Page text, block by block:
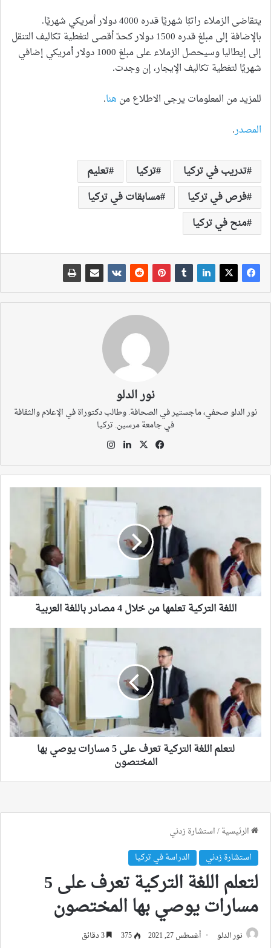
يتقاضى الزملاء راتبًا شهريًا قدره 4000 دولار أمريكي شهريًا.
بالإضافة إلى مبلغ قدره 1500 دولار كحدّ أقصى لتغطية تكاليف التنقل
إلى إيطاليا وسيحصل الزملاء على مبلغ 1000 دولار أمريكي إضافي
شهريًا لتغطية تكاليف الإيجار، إن وجدت.
للمزيد من المعلومات يرجى الاطلاع من هنا.
المصدر.
تدريب في تركيا تركيا
تعليم
فرص في تركيا
مسابقات في تركيا
منح في تركيا
نور الدلو
نور الدلو صحفي، ماجستير في الصحافة. وطالب دكتوراة في الإعلام والثقافة
في جامعة مرسين. تركيا
فيسبوك
‫X لينكدإن
خلال
4
مصادر
باللغة
العربية
اللغة التركية تعلمها من خلال 4 مصادر باللغة العربية
على
5
مسارات
يوصي
بها
المختصون
لتعلم اللغة التركية تعرف على 5 مسارات يوصي بها
المختصون